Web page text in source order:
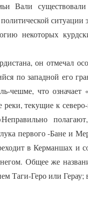
Вали
ситуации
некоторых
он отмечал
по западной его
чешме, что означает
реки, текущие к
первого -Бане и
в Керманшах и
Общее же
Таги-Геро или